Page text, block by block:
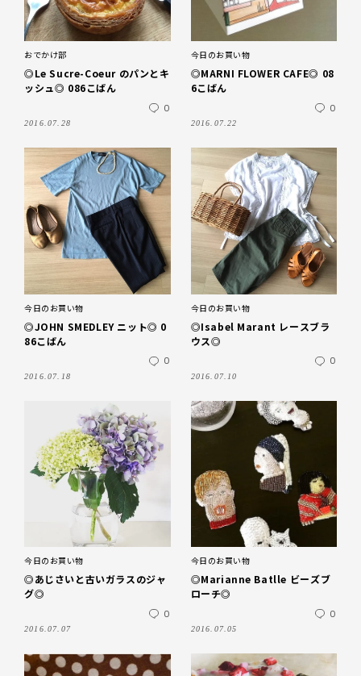
おでかけ部
◎Le Sucre-Coeur のパンとキ
ッシュ◎ 086こばん
2016.07.28
0
今日のお買い物
◎MARNI FLOWER CAFE◎ 08
6こばん
2016.07.22
0
今日のお買い物
◎JOHN SMEDLEY ニット◎ 0
86こばん
2016.07.18
0
今日のお買い物
◎Isabel Marant レースブラ
ウス◎
2016.07.10
0
今日のお買い物
◎あじさいと古いガラスのジャ
グ◎
2016.07.07
0
今日のお買い物
◎Marianne Batlle ビーズブ
ローチ◎
2016.07.05
0